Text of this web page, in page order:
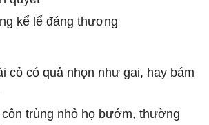
kể lể đáng thương
cỏ có quả nhọn như gai, hay bám
côn trùng nhỏ họ bướm, thường